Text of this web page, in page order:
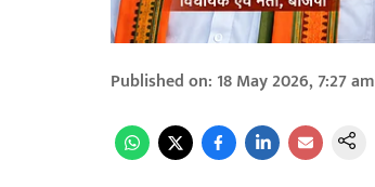
Published on: 18 May 2026, 7:27 am